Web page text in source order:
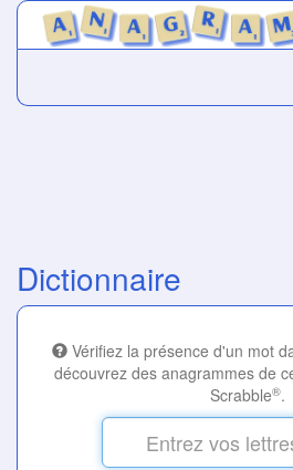
Dictionnaire
Vérifiez la présence d'un mot
découvrez des anagrammes de
Scrabble®.